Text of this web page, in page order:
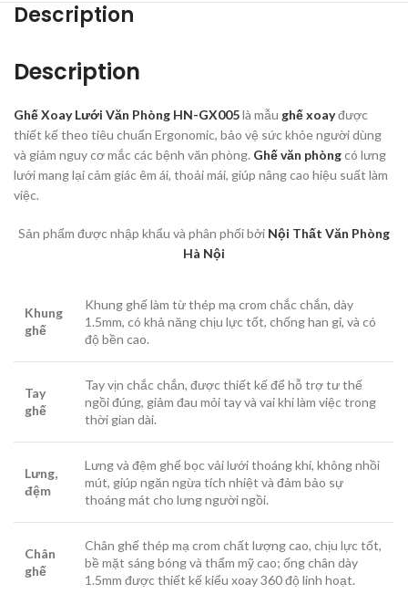
Description
Description
Ghế Xoay Lưới Văn Phòng HN-GX005là mẫu ghế xoayđược
thiết kế theo tiêu chuẩn Ergonomic, bảo vệ sức khỏe người dùng
và giảm nguy cơ mắc các bệnh văn phòng. Ghế văn phòngcó lưng
lưới mang lại cảm giác êm ái, thoải mái, giúp nâng cao hiệu suất làm
việc.
Sản phẩm được nhập khẩu và phân phối bởi Nội Thất Văn Phòng
Hà Nội
Khung
ghế
Khung ghế làm từ thép mạ crom chắc chắn, dày
1.5mm, có khả năng chịu lực tốt, chống han gỉ, và có
độ bền cao.
Tay
ghế
Tay vịn chắc chắn, được thiết kế để hỗ trợ tư thế
ngồi đúng, giảm đau mỏi tay và vai khi làm việc trong
thời gian dài.
Lưng,
đệm
Lưng và đệm ghế bọc vải lưới thoáng khí, không nhồi
mút, giúp ngăn ngừa tích nhiệt và đảm bảo sự
thoáng mát cho lưng người ngồi.
Chân
ghế
Chân ghế thép mạ crom chất lượng cao, chịu lực tốt,
bề mặt sáng bóng và thẩm mỹ cao; ống chân dày
1.5mm được thiết kế kiểu xoay 360 độ linh hoạt.